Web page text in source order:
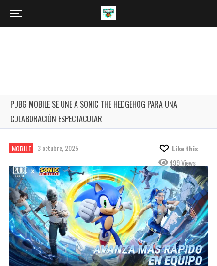
PUBG MOBILE SE UNE A SONIC THE HEDGEHOG PARA UNA
COLABORACIÓN ESPECTACULAR
MOBILE 3 octubre, 2025
Like this
499 Views